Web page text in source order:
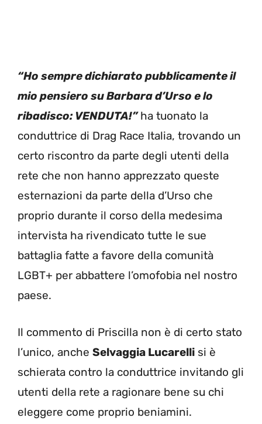
“Ho sempre dichiarato pubblicamente il
mio pensiero su Barbara d’Urso e lo
ribadisco: VENDUTA!”ha tuonato la
conduttrice di Drag Race Italia, trovando un
certo riscontro da parte degli utenti della
rete che non hanno apprezzato queste
esternazioni da parte della d’Urso che
proprio durante il corso della medesima
intervista ha rivendicato tutte le sue
battaglia fatte a favore della comunità
LGBT+ per abbattere l’omofobia nel nostro
paese.
Il commento di Priscilla non è di certo stato
l’unico, anche Selvaggia Lucarelli si è
schierata contro la conduttrice invitando gli
utenti della rete a ragionare bene su chi
eleggere come proprio beniamini.